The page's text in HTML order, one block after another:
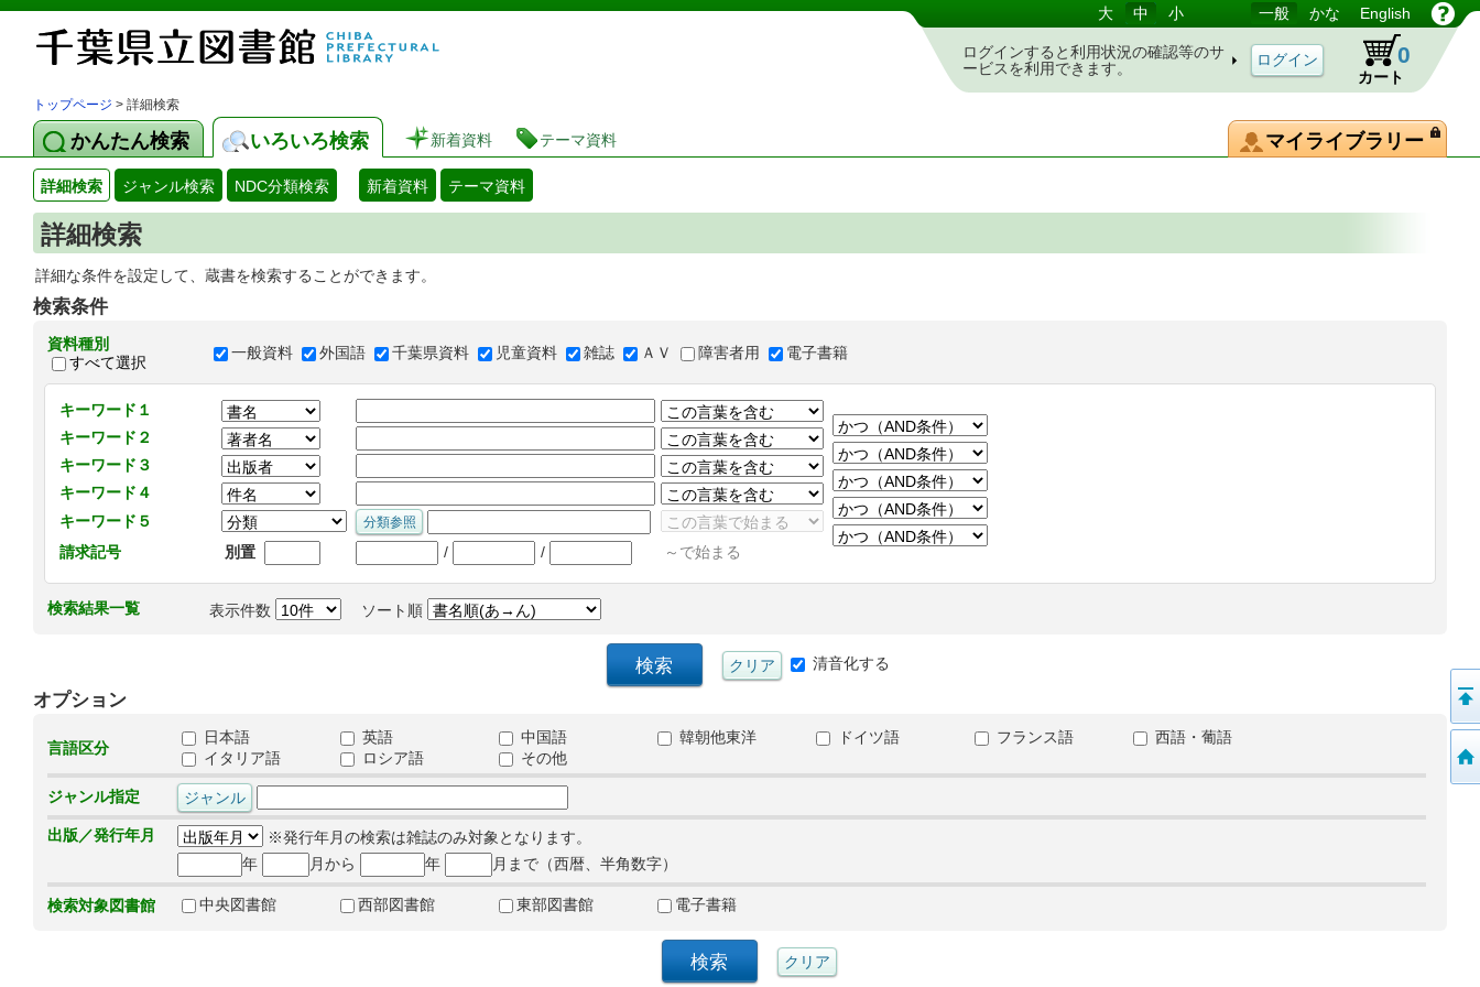
図書館 蔵書検索・予約システム 大 中 小 一般 かな English
ログインすると利用状況の確認等のサ
ービスを利用できます。
カート
0
トップページ > 詳細検索
かんたん検索 いろいろ検索 新着資料 テーマ資料 マイライブラリー
詳細検索 ジャンル検索 NDC分類検索 新着資料 テーマ資料
詳細検索
詳細な条件を設定して、蔵書を検索することができます。
検索条件
資料種別
すべて選択
一般資料 外国語 千葉県資料 児童資料 雑誌 ＡＶ 障害者用 電子書籍
キーワード１
キーワード２
キーワード３
キーワード４
キーワード５
請求記号
別置 / / ～で始まる
検索結果一覧 表示件数 ソート順
清音化する
オプション
言語区分
日本語 英語 中国語 韓朝他東洋 ドイツ語 フランス語
西語・葡語
イタリア語
ロシア語 その他
ジャンル指定
出版／発行年月
※発行年月の検索は雑誌のみ対象となります。
年
月から 年 月まで（西暦、半角数字）
検索対象図書館 中央図書館 西部図書館 東部図書館 電子書籍